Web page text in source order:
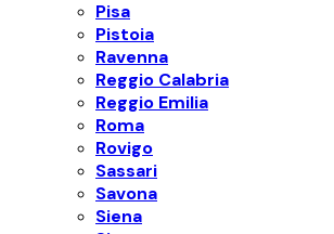
Pisa
Pistoia
Ravenna
Reggio Calabria
Reggio Emilia
Roma
Rovigo
Sassari
Savona
Siena